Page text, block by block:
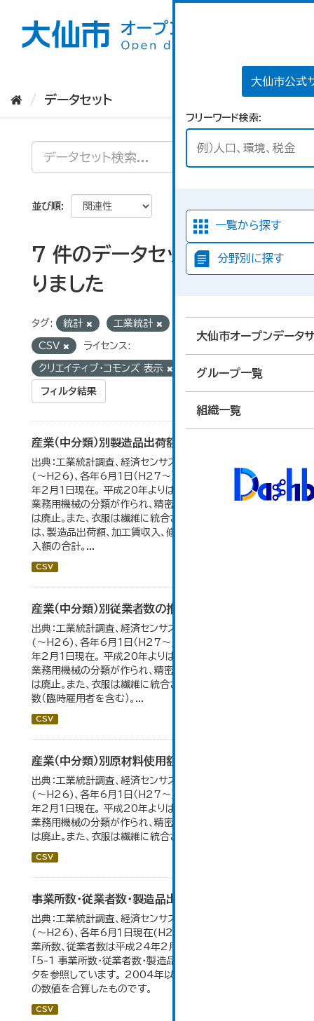
大仙市公式
フリーワード検索
一覧から探す
分野別に探す
大仙市オープンデータ
グループ一覧
組織一覧
データセット
並び順
7 件のデータセットが見つか
りました
タグ: 統計 工業統計
CSV ライセンス:
クリエイティブ・コモンズ 表示
フィルタ結果
産業（中分類）別製造品出荷額等の推移
出典：工業統計調査、経済センサス。 各年12月31日現在
(～H26)、各年6月1日（H27～）・平成23年のみ平成24
年2月1日現在。 平成20年よりはん用機械、生産用機械、
業務用機械の分類が作られ、精密機械、一般用機械の分類
は廃止。また、衣服は繊維に統合された。 製造品出荷額等
は、製造品出荷額、加工賃収入、修理料収入額、その他の収
入額の合計。...
CSV
産業（中分類）別従業者数の推移
出典：工業統計調査、経済センサス。 各年12月31日現在
(～H26)、各年6月1日（H27～）・平成23年のみ平成24
年2月1日現在。 平成20年よりはん用機械、生産用機械、
業務用機械の分類が作られ、精密機械、一般用機械の分類
は廃止。また、衣服は繊維に統合された。 数値は総従業者
数（臨時雇用者を含む）。...
CSV
産業（中分類）別原材料使用額等の推移
出典：工業統計調査、経済センサス。 各年12月31日現在
(～H26)、各年6月1日（H27～）・平成23年のみ平成24
年2月1日現在。 平成20年よりはん用機械、生産用機械、
業務用機械の分類が作られ、精密機械、一般用機械の分類
は廃止。また、衣服は繊維に統合された。...
CSV
事業所数・従業者数・製造品出荷額等の推移
出典：工業統計調査、経済センサス。各年12月31日現在
(～H26)、各年6月１日現在(H27～)。 平成23年のみ事
業所数、従業者数は平成24年2月1日現在。 大仙市の統計
「5-1 事業所数・従業者数・製造品出荷額等の推移」のデー
タを参照しています。 2004年以前の数値は合併前市町村
の数値を合算したものです。
CSV